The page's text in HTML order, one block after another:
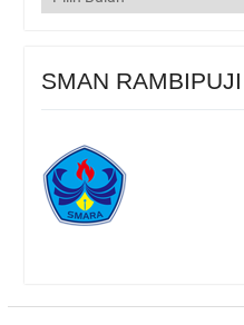
SMAN RAMBIPUJI